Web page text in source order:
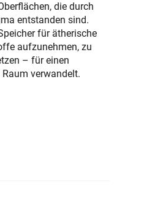
die durch
entstanden sind.
für ätherische
aufzunehmen, zu
– für einen
verwandelt.